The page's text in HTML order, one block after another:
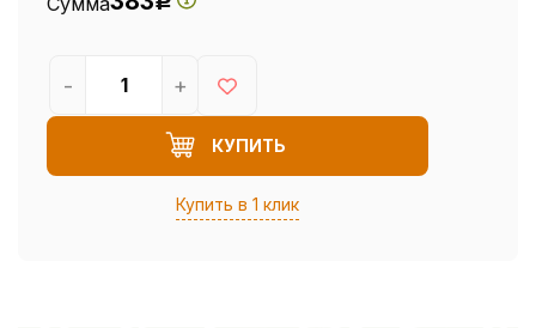
КУПИТЬ
Купить в 1 клик
- +